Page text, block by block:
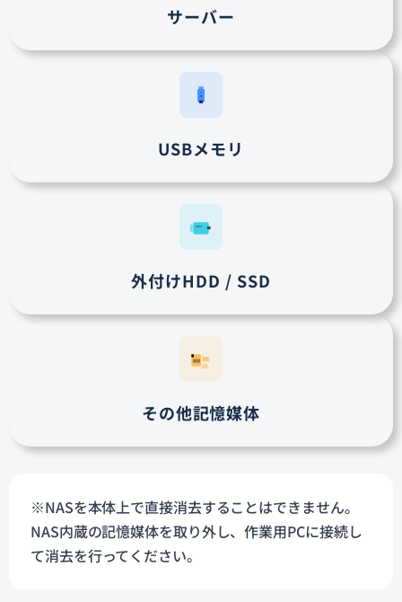
サーバー
USBメモリ
外付けHDD / SSD
その他記憶媒体
※NASを本体上で直接消去することはできません。
NAS内蔵の記憶媒体を取り外し、作業用PCに接続し
て消去を行ってください。